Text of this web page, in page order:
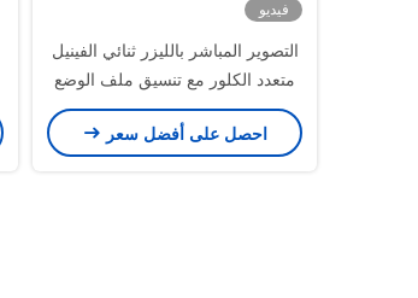
فيديو
التصوير المباشر بالليزر ثنائي الفينيل
متعدد الكلور مع تنسيق ملف الوضع
المقياس لتطبيق PCB HDI FPC
احصل على أفضل سعر